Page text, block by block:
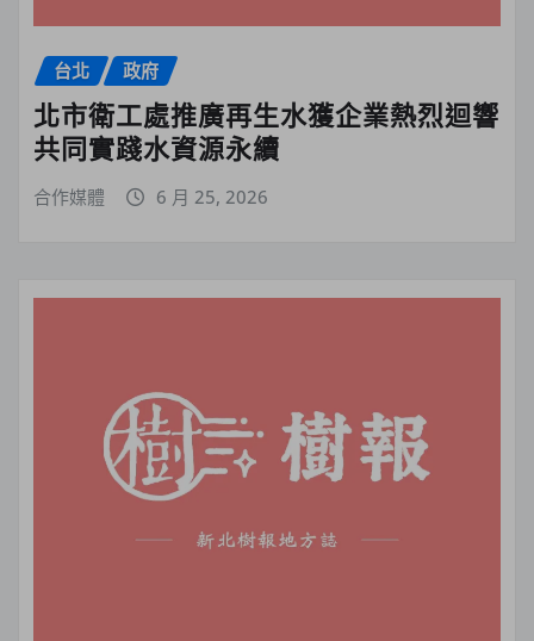
台北 政府
北市衛工處推廣再生水獲企業熱烈迴響
共同實踐水資源永續
合作媒體 6 月 25, 2026